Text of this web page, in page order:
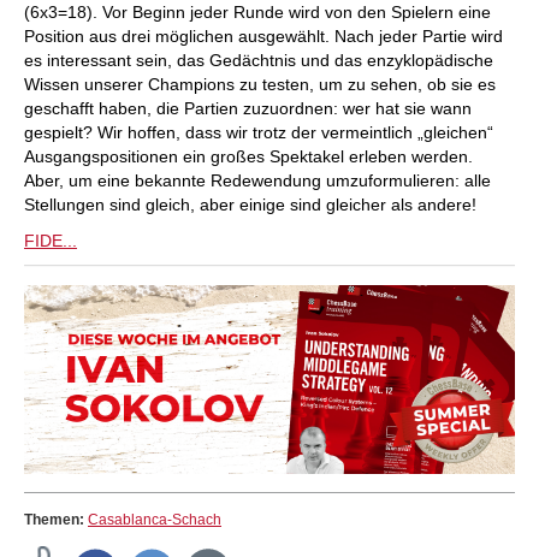
(6x3=18). Vor Beginn jeder Runde wird von den Spielern eine
Position aus drei möglichen ausgewählt. Nach jeder Partie wird
es interessant sein, das Gedächtnis und das enzyklopädische
Wissen unserer Champions zu testen, um zu sehen, ob sie es
geschafft haben, die Partien zuzuordnen: wer hat sie wann
gespielt? Wir hoffen, dass wir trotz der vermeintlich „gleichen“
Ausgangspositionen ein großes Spektakel erleben werden.
Aber, um eine bekannte Redewendung umzuformulieren: alle
Stellungen sind gleich, aber einige sind gleicher als andere!
FIDE...
Themen: Casablanca-Schach